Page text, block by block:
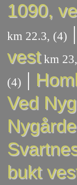
1090,
km 22.3, (4) |
vestkm
(4) |
Ved
bukt